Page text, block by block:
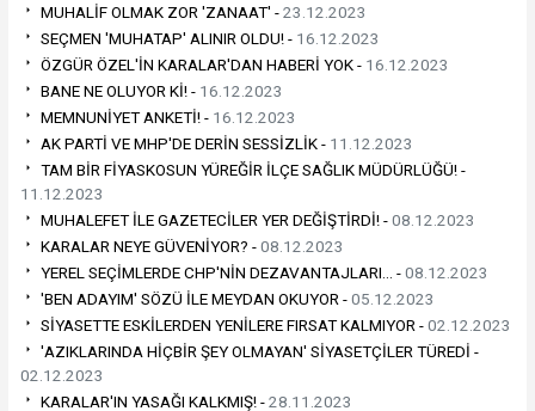
MUHALİF OLMAK ZOR 'ZANAAT' -23.12.2023
SEÇMEN 'MUHATAP' ALINIR OLDU! - 16.12.2023
ÖZGÜR ÖZEL'İN KARALAR'DAN HABERİ YOK - 16.12.2023
BANE NE OLUYOR Kİ! - 16.12.2023
MEMNUNİYET ANKETİ! - 16.12.2023
AK PARTİ VE MHP'DE DERİN SESSİZLİK - 11.12.2023
TAM BİR FİYASKOSUN YÜREĞİR İLÇE SAĞLIK MÜDÜRLÜĞÜ! -
11.12.2023
MUHALEFET İLE GAZETECİLER YER DEĞİŞTİRDİ! -08.12.2023
KARALAR NEYE GÜVENİYOR? -08.12.2023
YEREL SEÇİMLERDE CHP'NİN DEZAVANTAJLARI… -08.12.2023
'BEN ADAYIM' SÖZÜ İLE MEYDAN OKUYOR -05.12.2023
SİYASETTE ESKİLERDEN YENİLERE FIRSAT KALMIYOR -02.12.2023
'AZIKLARINDA HİÇBİR ŞEY OLMAYAN' SİYASETÇİLER TÜREDİ -
02.12.2023
KARALAR'IN YASAĞI KALKMIŞ! -28.11.2023